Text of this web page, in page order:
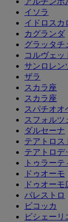
イソラ
イドロスカ
カグランダ
グラッタチ
コルヴェッ
サンロレン
ザラ
スカラ座
スカラ座
スパチオオ
スフォルツ
ダルセーナ
テアトロス
テアトロデ
トゥラーテ
ドゥオーモ
ドゥオーモ
パレストロ
ビコッカ
ビシェーリ